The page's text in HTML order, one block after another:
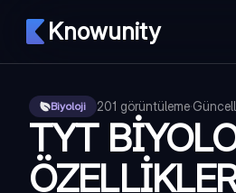
Knowunity
Biyoloji 201 görüntüleme·
TYT